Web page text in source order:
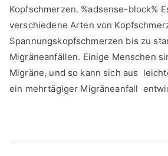
Kopfschmerzen. %adsense-block%
verschiedene Arten von
Spannungskopfschmerzen bis zu
Migräneanfällen. Einige Menschen
Migräne, und so kann sich aus
ein mehrtägiger Migräneanfall